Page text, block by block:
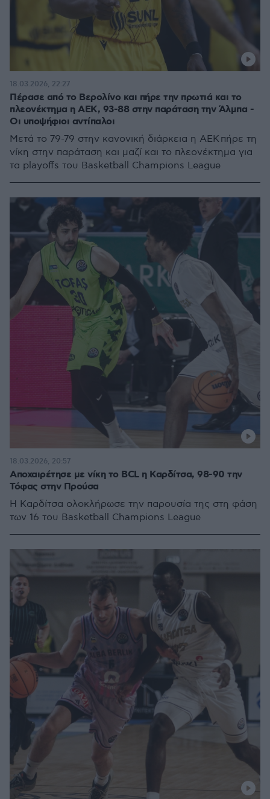
Πέρασε από το Βερολίνο και πήρε την πρωτιά και το
πλεονέκτημα η ΑΕΚ, 93-88 στην παράταση την Άλμπα -
Οι υποψήφιοι αντίπαλοι
Μετά το 79-79 στην κανονική διάρκεια η ΑΕΚ πήρε τη
νίκη στην παράταση και μαζί και το πλεονέκτημα για
τα playoffs του Basketball Champions League
18.03.2026, 22:27
Αποχαιρέτησε με νίκη το BCL η Καρδίτσα, 98-90 την
Τόφας στην Προύσα
Η Καρδίτσα ολοκλήρωσε την παρουσία της στη φάση
των 16 του Basketball Champions League
18.03.2026, 20:57